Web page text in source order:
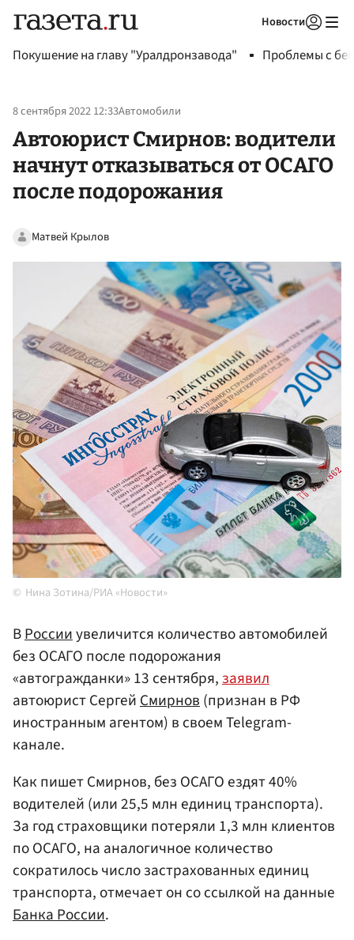
Новости
Покушение на главу "Уралдронзавода" Проблемы с
8 сентября 2022 12:33Автомобили
Автоюрист Смирнов: водители
начнут отказываться от ОСАГО
после подорожания
Матвей Крылов
Нина Зотина/РИА «Новости»
ВРоссииувеличится количество автомобилей
без ОСАГО после подорожания
«автогражданки» 13 сентября,заявил
автоюрист СергейСмирнов(признан в РФ
иностранным агентом) в своем Telegram-
канале.
Как пишет Смирнов, без ОСАГО ездят 40%
водителей (или 25,5 млн единиц транспорта).
За год страховщики потеряли 1,3 млн клиентов
по ОСАГО, на аналогичное количество
сократилось число застрахованных единиц
транспорта, отмечает он со ссылкой на данные
Банка России.